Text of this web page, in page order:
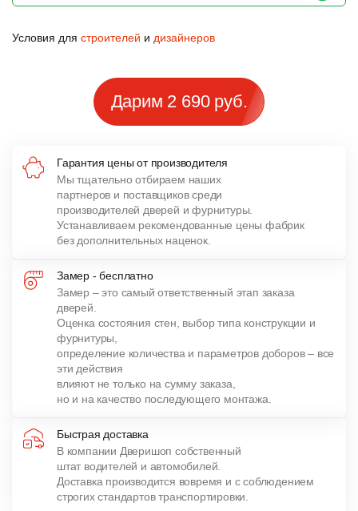
Условия для строителей и дизайнеров
Дарим 2 690 руб.
Гарантия цены от производителя
Мы тщательно отбираем наших
партнеров и поставщиков среди
производителей дверей и фурнитуры.
Устанавливаем рекомендованные цены фабрик
без дополнительных наценок.
Замер - бесплатно
Замер – это самый ответственный этап заказа
дверей.
Оценка состояния стен, выбор типа конструкции и
фурнитуры,
определение количества и параметров доборов – все
эти действия
влияют не только на сумму заказа,
но и на качество последующего монтажа.
Быстрая доставка
В компании Дверишоп собственный
штат водителей и автомобилей.
Доставка производится вовремя и с соблюдением
строгих стандартов транспортировки.